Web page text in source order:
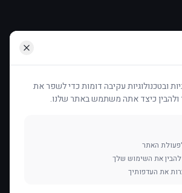
תרומות ודמי חבר. כל תרומה עוזרת לנו
ובטכנולוגיות עקיבה דומות כדי לשפר את
ולהבין כיצד אתה משתמש באתר שלנו.
האתר
להבין את השימוש שלך
את העדפותיך